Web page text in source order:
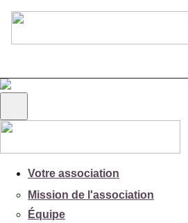
Votre association
Mission de l'association
Équipe